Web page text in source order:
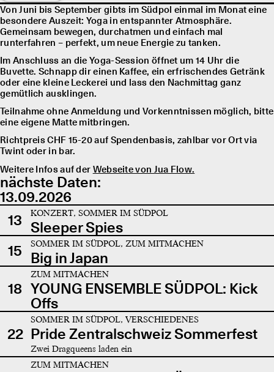
Von Juni bis September gibts im Südpol einmal im Monat eine
besondere Auszeit: Yoga in entspannter Atmosphäre.
Gemeinsam bewegen, durchatmen und einfach mal
runterfahren – perfekt, um neue Energie zu tanken.
Im Anschluss an die Yoga-Session öffnet um 14 Uhr die
Buvette. Schnapp dir einen Kaffee, ein erfrischendes Getränk
oder eine kleine Leckerei und lass den Nachmittag ganz
gemütlich ausklingen.
Teilnahme ohne Anmeldung und Vorkenntnissen möglich, bitte
eine eigene Matte mitbringen.
Richtpreis CHF 15-20 auf Spendenbasis, zahlbar vor Ort via
Twint oder in bar.
Weitere Infos auf der Webseite von Jua Flow.
nächste Daten:
13.09.2026
13
KONZERT, SOMMER IM SÜDPOL
Sleeper Spies
15
SOMMER IM SÜDPOL, ZUM MITMACHEN
Big in Japan
18
ZUM MITMACHEN
YOUNG ENSEMBLE SÜDPOL: Kick
Offs
22
SOMMER IM SÜDPOL, VERSCHIEDENES
Pride Zentralschweiz Sommerfest
Zwei Dragqueens laden ein
ZUM MITMACHEN